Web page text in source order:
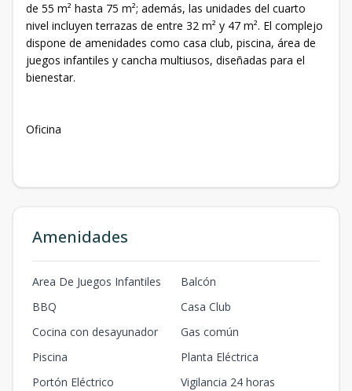
de 55 m² hasta 75 m²; además, las unidades del cuarto
nivel incluyen terrazas de entre 32 m² y 47 m². El complejo
dispone de amenidades como casa club, piscina, área de
juegos infantiles y cancha multiusos, diseñadas para el
bienestar.
Oficina
Amenidades
Area De Juegos Infantiles
Balcón
BBQ
Casa Club
Cocina con desayunador
Gas común
Piscina
Planta Eléctrica
Portón Eléctrico
Vigilancia 24 horas